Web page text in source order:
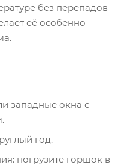
без перепадов
её особенно
западные окна с
год.
погрузите горшок в